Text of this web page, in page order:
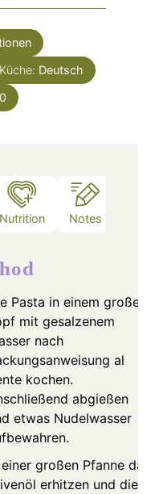
Küche: Deutsch
Nutrition Notes
Pasta in einem großen
mit gesalzenem
nach
al
kochen.
abgießen
etwas Nudelwasser
großen Pfanne das
erhitzen und die